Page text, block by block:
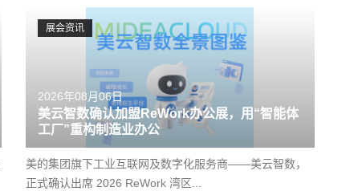
展会资讯
2026年08月06日
美云智数确认加盟ReWork办公展，用“智能体
工厂”重构制造业办公
美的集团旗下工业互联网及数字化服务商——美云智数，
正式确认出席 2026 ReWork 湾区...